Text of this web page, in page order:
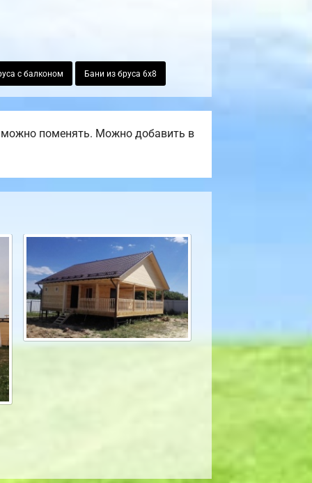
с балконом Бани из бруса 6х8
можно поменять. Можно добавить в